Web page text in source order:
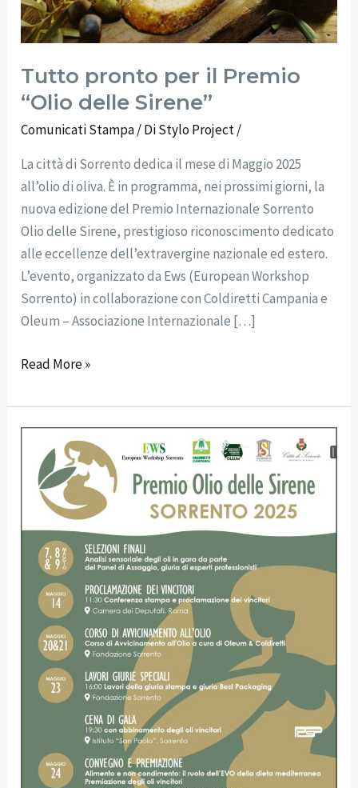
Tutto pronto per il Premio
“Olio delle Sirene”
Comunicati Stampa/ DiStylo Project/
La città di Sorrento dedica il mese di Maggio 2025
all’olio di oliva. È in programma, nei prossimi giorni, la
nuova edizione del Premio Internazionale Sorrento
Olio delle Sirene, prestigioso riconoscimento dedicato
alle eccellenze dell’extravergine nazionale ed estero.
L’evento, organizzato da Ews (European Workshop
Sorrento) in collaborazione con Coldiretti Campania e
Oleum – Associazione Internazionale […]
delle
Sirene”
Read More »
Fiorentino
cuore
delle
selezioni
per
Premio
Olio
delle
Sirene
2025